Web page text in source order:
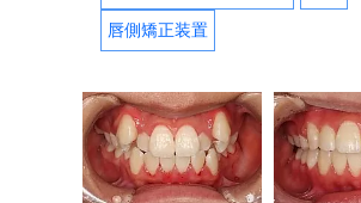
唇側矯正装置